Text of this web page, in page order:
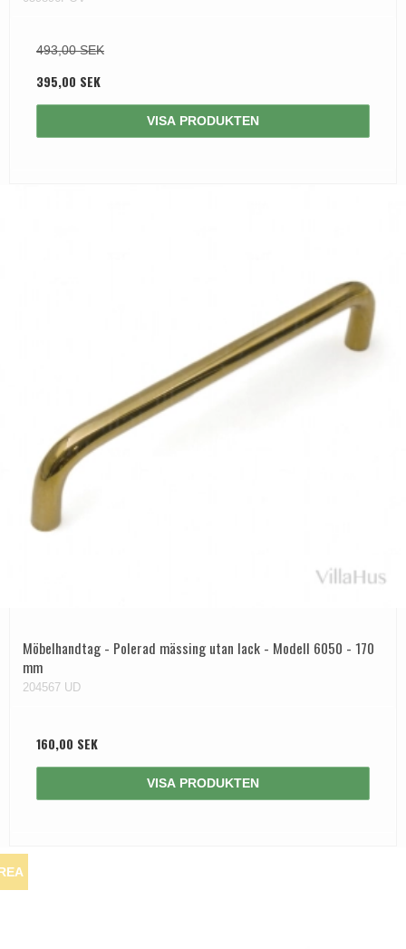
493,00 SEK
395,00 SEK
VISA PRODUKTEN
Möbelhandtag - Polerad mässing utan lack - Modell 6050 - 170
mm
204567 UD
160,00 SEK
VISA PRODUKTEN